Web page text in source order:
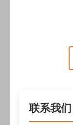
联系我们